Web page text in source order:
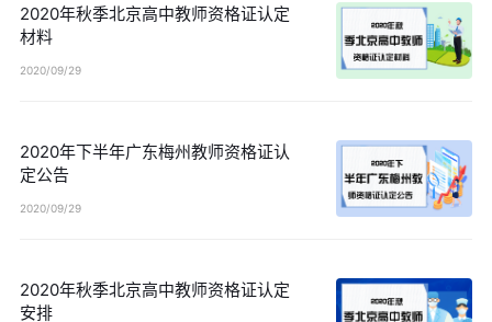
2020年秋季北京高中教师资格证认定
材料
2020/09/29
2020年下半年广东梅州教师资格证认
定公告
2020/09/29
2020年秋季北京高中教师资格证认定
安排